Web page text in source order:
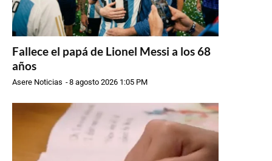
Fallece el papá de Lionel Messi a los 68
años
Asere Noticias -8 agosto 2026 1:05 PM